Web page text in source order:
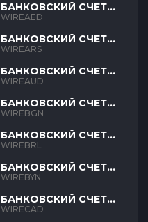
БАНКОВСКИЙ СЧЕТ
AED
WIREAED
БАНКОВСКИЙ СЧЕТ
ARS
WIREARS
БАНКОВСКИЙ СЧЕТ
AUD
WIREAUD
БАНКОВСКИЙ СЧЕТ
BGN
WIREBGN
БАНКОВСКИЙ СЧЕТ
BRL
WIREBRL
БАНКОВСКИЙ СЧЕТ
BYN
WIREBYN
БАНКОВСКИЙ СЧЕТ
CAD
WIRECAD